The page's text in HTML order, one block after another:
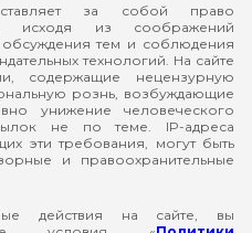
за собой право
исходя из соображений
обсуждения тем и соблюдения
технологий. На сайте
содержащие нецензурную
рознь, возбуждающие
унижение человеческого
не по теме. IP-адреса
эти требования, могут быть
и правоохранительные
действия на сайте, вы